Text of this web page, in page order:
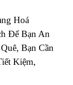
Hoá
Để Bạn An
Bạn Cần
Kiệm,